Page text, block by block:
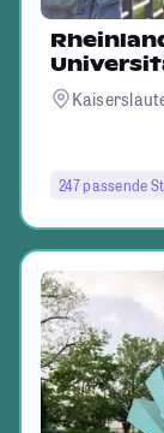
247 passende